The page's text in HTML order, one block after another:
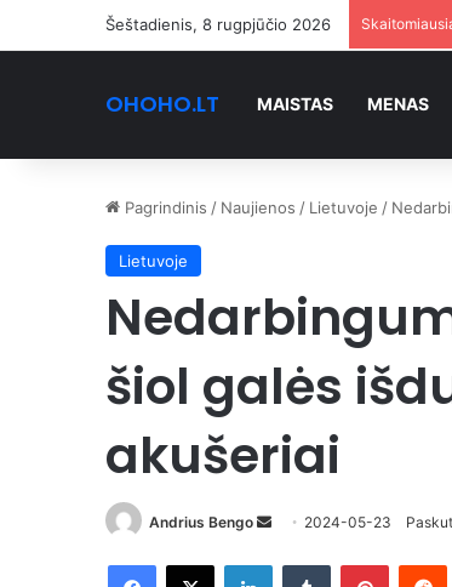
Šeštadienis, 8 rugpjūčio 2026
OHOHO.LT MAISTAS MENAS
Pagrindinis / Naujienos / Lietuvoje /
Lietuvoje
šiol galės
akušeriai
Andrius Bengo
Send
email
2024-05-23
Facebook
X LinkedInTumblr Pinterest